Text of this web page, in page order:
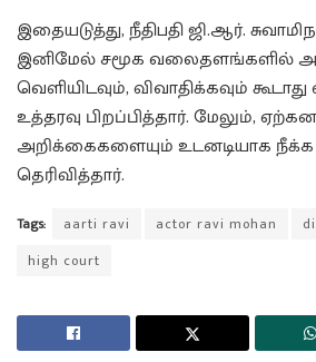
இதையடுத்து, நீதிபதி ஜி.ஆர்.
இனிமேல் சமூக வலைதளங்களில்
வெளியிடவும், விவாதிக்கவும்
உத்தரவு பிறப்பித்தார். மேலும்,
அறிக்கைகளையும் உடனடியாக
தெரிவித்தார்.
Tags: aarti ravi actor ravi mohan
high court